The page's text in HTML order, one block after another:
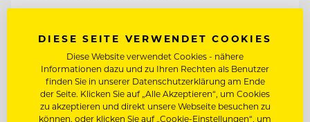
Entdecke alle Jobs
DIESE SEITE VERWENDET COOKIES
Diese Website verwendet Cookies - nähere
Informationen dazu und zu Ihren Rechten als Benutzer
finden Sie in unserer Datenschutzerklärung am Ende
der Seite. Klicken Sie auf „Alle Akzeptieren“, um Cookies
zu akzeptieren und direkt unsere Webseite besuchen zu
können, oder klicken Sie auf „Cookie-Einstellungen“, um